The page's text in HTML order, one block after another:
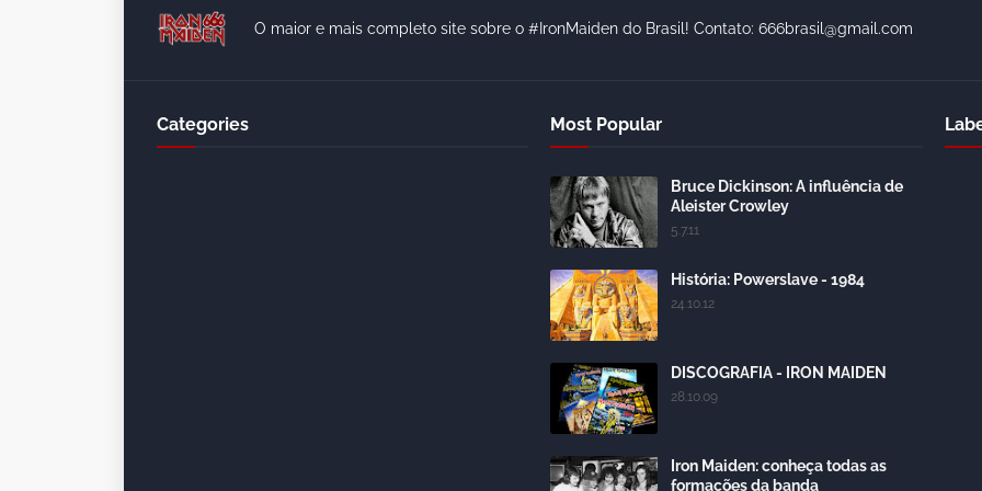
O maior e mais completo site sobre o #IronMaiden do Brasil! Contato: 666brasil@gmail.com
Categories Most Popular
Bruce Dickinson: A influência de
Aleister Crowley
5.7.11
História: Powerslave - 1984
24.10.12
DISCOGRAFIA - IRON MAIDEN
28.10.09
Iron Maiden: conheça todas as
formações da banda